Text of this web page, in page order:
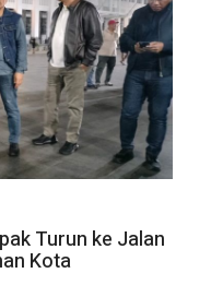
Turun ke Jalan
Kota